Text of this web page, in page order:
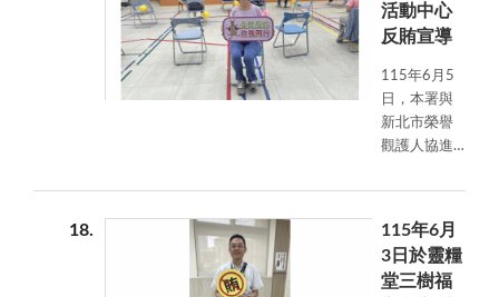
由戶外健行
活動與民眾
動，強化民
眾反賄選意
識，凝聚全
民共同守護
活動中心
反賄宣導
115年6月5
日，本署與
新北市榮譽
觀護人協進
龍恩里活動
力訓練課程
時結合反賄
選及反詐騙
18
115年6月
3日於靈糧
堂三樹福